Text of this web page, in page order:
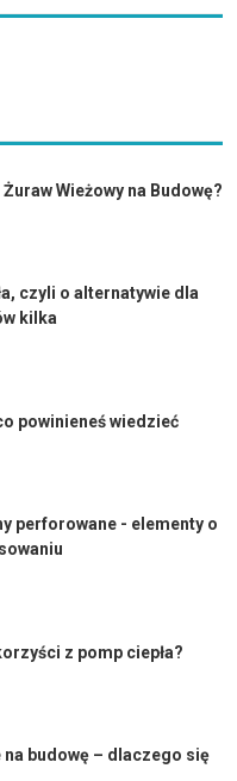
Wieżowy na Budowę?
czyli o alternatywie dla
kilka
powinieneś wiedzieć
perforowane - elementy o
z pomp ciepła?
budowę – dlaczego się